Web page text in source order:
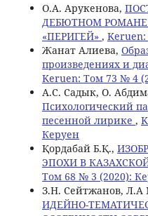
О.А. Арукенова,
ДЕБЮТНОМ
«ПЕРИГЕЙ» ,
Жанат Алиева,
произведениях и
Keruen: Том 73 № 4
А.С. Садык, О.
Психологический
песенной лирике ,
Керуен
Қордабай Б.Қ.,
ЭПОХИ В
Том 68 № 3 (2020):
З.Н. Сейтжанов, Л.A
ИДЕЙНО-